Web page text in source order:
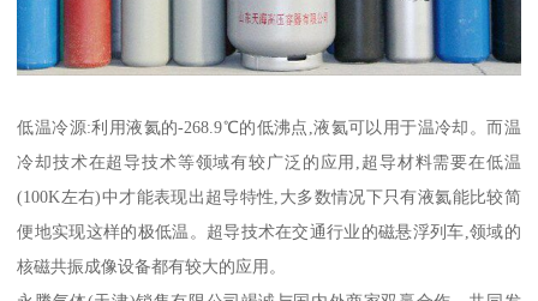
低温冷源:利用液氦的-268.9℃的低沸点,液氦可以用于温冷却。而温
冷却技术在超导技术等领域有较广泛的应用,超导材料需要在低温
(100K左右)中才能表现出超导特性,大多数情况下只有液氦能比较简
便地实现这样的极低温。超导技术在交通行业的磁悬浮列车,领域的
核磁共振成像设备都有较大的应用。